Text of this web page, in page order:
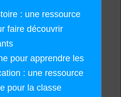
: une ressource
faire découvrir
pour apprendre les
: une ressource
pour la classe